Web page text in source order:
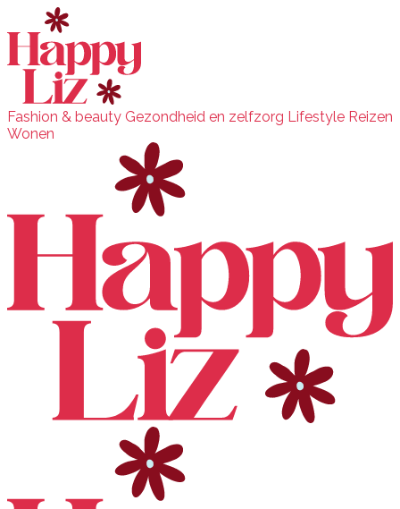
Fashion & beauty Gezondheid en zelfzorg Lifestyle Reizen
Wonen